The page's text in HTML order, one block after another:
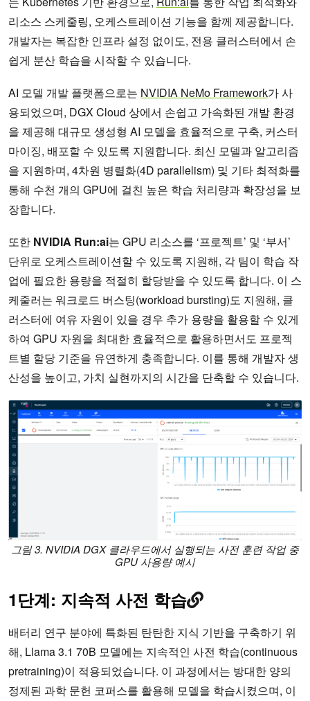
리소스 스케줄링, 오케스트레이션 기능을 함께 제공합니다.
개발자는 복잡한 인프라 설정 없이도, 전용 클러스터에서 손
쉽게 분산 학습을 시작할 수 있습니다.
AI 모델 개발 플랫폼으로는 NVIDIA NeMo Framework가 사
용되었으며, DGX Cloud 상에서 손쉽고 가속화된 개발 환경
을 제공해 대규모 생성형 AI 모델을 효율적으로 구축, 커스터
마이징, 배포할 수 있도록 지원합니다. 최신 모델과 알고리즘
을 지원하며, 4차원 병렬화(4D parallelism) 및 기타 최적화를
통해 수천 개의 GPU에 걸친 높은 학습 처리량과 확장성을 보
장합니다.
또한 NVIDIA Run:ai는 GPU 리소스를 ‘프로젝트’ 및 ‘부서’
단위로 오케스트레이션할 수 있도록 지원해, 각 팀이 학습 작
업에 필요한 용량을 적절히 할당받을 수 있도록 합니다. 이 스
케줄러는 워크로드 버스팅(workload bursting)도 지원해, 클
러스터에 여유 자원이 있을 경우 추가 용량을 활용할 수 있게
하여 GPU 자원을 최대한 효율적으로 활용하면서도 프로젝
트별 할당 기준을 유연하게 충족합니다. 이를 통해 개발자 생
산성을 높이고, 가치 실현까지의 시간을 단축할 수 있습니다.
그림 3. NVIDIA DGX 클라우드에서 실행되는 사전 훈련 작업 중
GPU 사용량 예시
1단계: 지속적 사전 학습
배터리 연구 분야에 특화된 탄탄한 지식 기반을 구축하기 위
해, Llama 3.1 70B 모델에는 지속적인 사전 학습(continuous
pretraining)이 적용되었습니다. 이 과정에서는 방대한 양의
정제된 과학 문헌 코퍼스를 활용해 모델을 학습시켰으며, 이